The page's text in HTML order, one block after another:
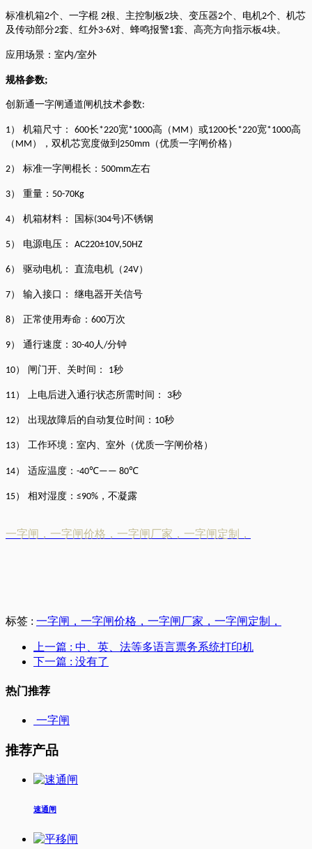
标准机箱2个、一字棍 2根、主控制板2块、变压器2个、电机2个、机芯
及传动部分2套、红外3-6对、蜂鸣报警1套、高亮方向指示板4块。
应用场景： 室内/室外
规格参数;
创新通一字闸通道闸机技术参数:
1） 机箱尺寸： 600长*220宽*1000高（ MM ）或1200长*220宽*1000高
（ MM ），双机芯宽度做到 250mm （优质一字闸价格）
2） 标准一字闸棍长： 500mm左右
3） 重量： 50-70Kg
4） 机箱材料： 国标(304号)不锈钢
5） 电源电压： AC220±10V,50HZ
6） 驱动电机： 直流电机（24V）
7） 输入接口： 继电器开关信号
8） 正常使用寿命： 600万次
9） 通行速度： 30-40 人 /分钟
10） 闸门开、关时间： 1秒
11） 上电后进入通行状态所需时间： 3秒
12） 出现故障后的自动复位时间： 10秒
13） 工作环境：室内、室外（优质一字闸价格）
14） 适应温度： -40℃—— 80℃
15） 相对湿度： ≤90% ，不凝露
一字闸，一字闸价格，一字闸厂家，一字闸定制，
标签 : 一字闸，一字闸价格，一字闸厂家，一字闸定制，
上一篇 : 中、英、法等多语言票务系统打印机
下一篇 : 没有了
热门推荐
一字闸
推荐产品
速通闸